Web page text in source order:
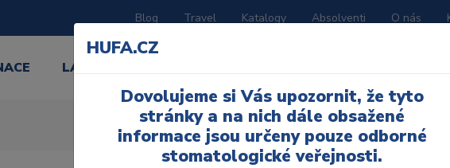
Blog Travel Katalogy Absolventi O nás
LABORATOŘ
HUFA.CZ
Dovolujeme si Vás upozornit, že tyto
stránky a na nich dále obsažené
informace jsou určeny pouze odborné
stomatologické veřejnosti.